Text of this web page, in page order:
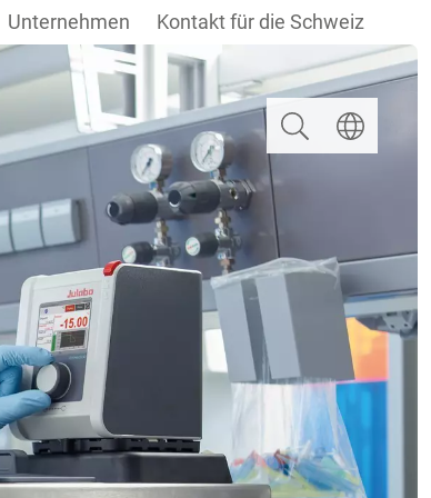
Unternehmen Kontakt für die Schweiz
Suchen Sprache